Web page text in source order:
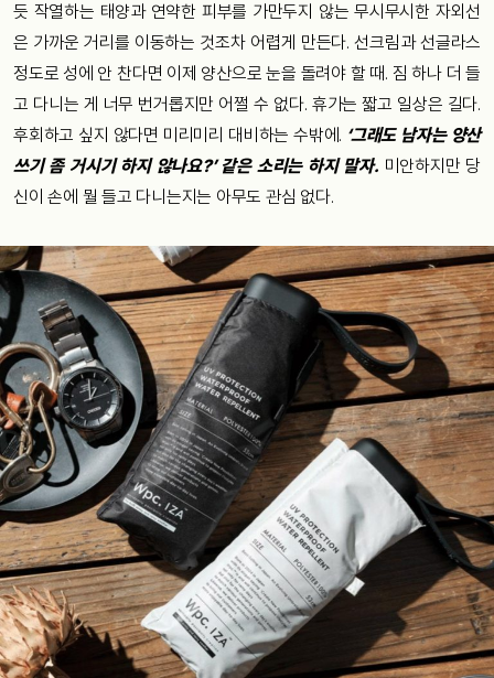
듯 작열하는 태양과 연약한 피부를 가만두지 않는 무시무시한 자외선
은 가까운 거리를 이동하는 것조차 어렵게 만든다. 선크림과 선글라스
정도로 성에 안 찬다면 이제 양산으로 눈을 돌려야 할 때. 짐 하나 더 들
고 다니는 게 너무 번거롭지만 어쩔 수 없다. 휴가는 짧고 일상은 길다.
후회하고 싶지 않다면 미리미리 대비하는 수밖에. ‘그래도 남자는 양산
쓰기 좀 거시기 하지 않나요?’ 같은 소리는 하지 말자. 미안하지만 당
신이 손에 뭘 들고 다니는지는 아무도 관심 없다.